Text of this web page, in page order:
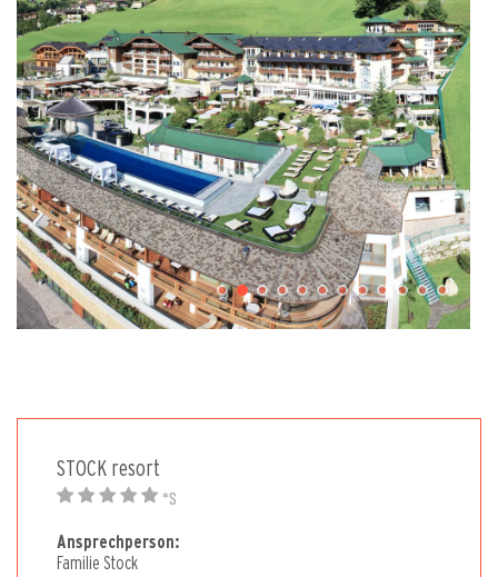
STOCK resort
*S
Ansprechperson:
Familie Stock